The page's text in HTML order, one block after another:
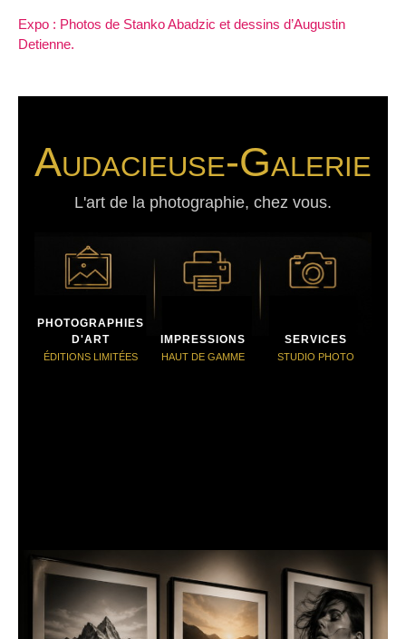
Expo : Photos de Stanko Abadzic et dessins d’Augustin
Detienne.
Audacieuse-Galerie
L'art de la photographie, chez vous.
PHOTOGRAPHIES
D'ART
ÉDITIONS LIMITÉES
IMPRESSIONS
HAUT DE GAMME
SERVICES
STUDIO PHOTO